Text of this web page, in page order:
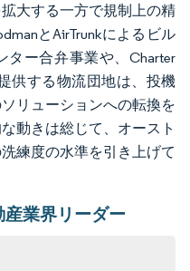
大する一方で規制上の精
とAirTrunkによるビル
ター合弁事業や、Charter
供する物流団地は、投機
リューションへの転換を
動きは総じて、オースト
練度の水準を引き上げて
業界リーダー